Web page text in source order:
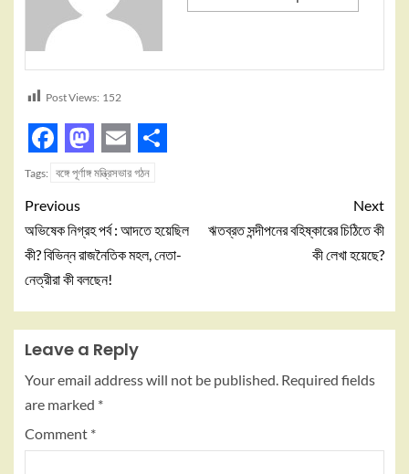
Post Views: 152
Facebook
Mastodon
EmailShare
Tags: বঙ্গে পূর্ণাঙ্গ মন্ত্রিসভার গঠন
Previous
অভিষেক নিগ্রহ পর্ব : আদতে হয়েছিল
কী? বিভিন্ন রাজনৈতিক মহল, নেতা-
নেত্রীরা কী বলছেন!
Next
ঋতব্রত সন্দীপনের বহিষ্কারের চিঠিতে কী
কী লেখা হয়েছে?
Leave a Reply
Your email address will not be published. Required fields
are marked *
Comment *